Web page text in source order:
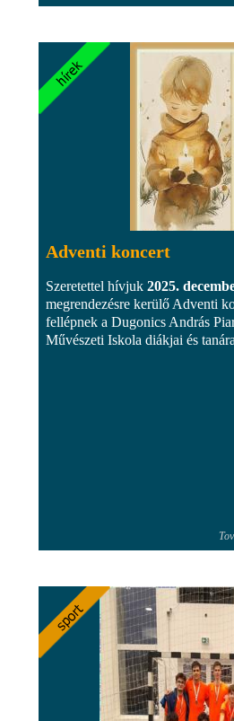
Adventi koncert
Szeretettel hívjuk 2025.
megrendezésre kerülő Adventi
fellépnek a Dugonics András
Művészeti Iskola diákjai és